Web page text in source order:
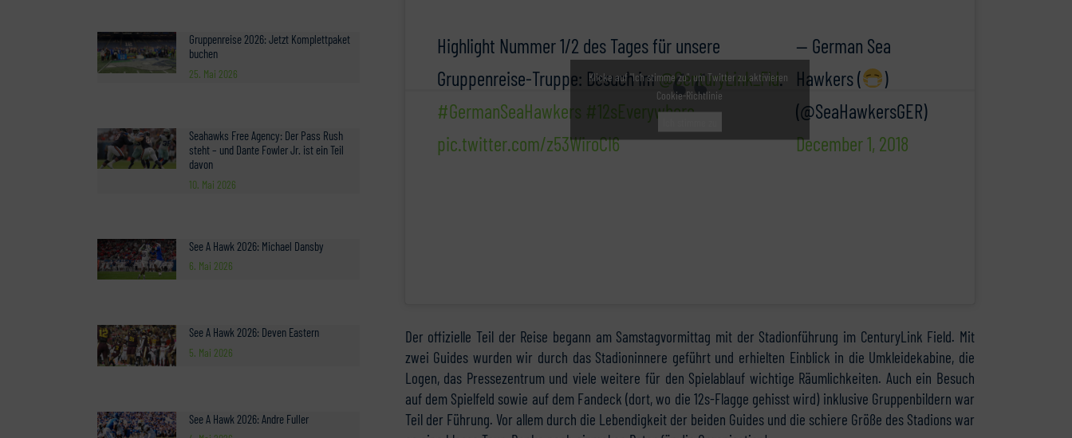
Gruppenreise 2026: Jetzt Komplettpaket
buchen
25. Mai 2026
Seahawks Free Agency: Der Pass Rush
steht – und Dante Fowler Jr. ist ein Teil
davon
10. Mai 2026
See A Hawk 2026: Michael Dansby
6. Mai 2026
See A Hawk 2026: Deven Eastern
5. Mai 2026
See A Hawk 2026: Andre Fuller
Highlight Nummer 1/2 des Tages für unsere
Gruppenreise-Truppe: Besuch im@CenturyLink_Fld.
#GermanSeaHawkers #12sEverywhere
pic.twitter.com/z53WiroCI6
— German Sea
Hawkers (
)
(@SeaHawkersGER)
December 1, 2018
Klicke auf "Ich stimme zu", um Twitter zu aktivieren
Cookie-Richtlinie
Der offizielle Teil der Reise begann am Samstagvormittag mit der Stadionführung im CenturyLink Field. Mit
zwei Guides wurden wir durch das Stadioninnere geführt und erhielten Einblick in die Umkleidekabine, die
Logen, das Pressezentrum und viele weitere für den Spielablauf wichtige Räumlichkeiten. Auch ein Besuch
auf dem Spielfeld sowie auf dem Fandeck (dort, wo die 12s-Flagge gehisst wird) inklusive Gruppenbildern war
Teil der Führung. Vor allem durch die Lebendigkeit der beiden Guides und die schiere Größe des Stadions war